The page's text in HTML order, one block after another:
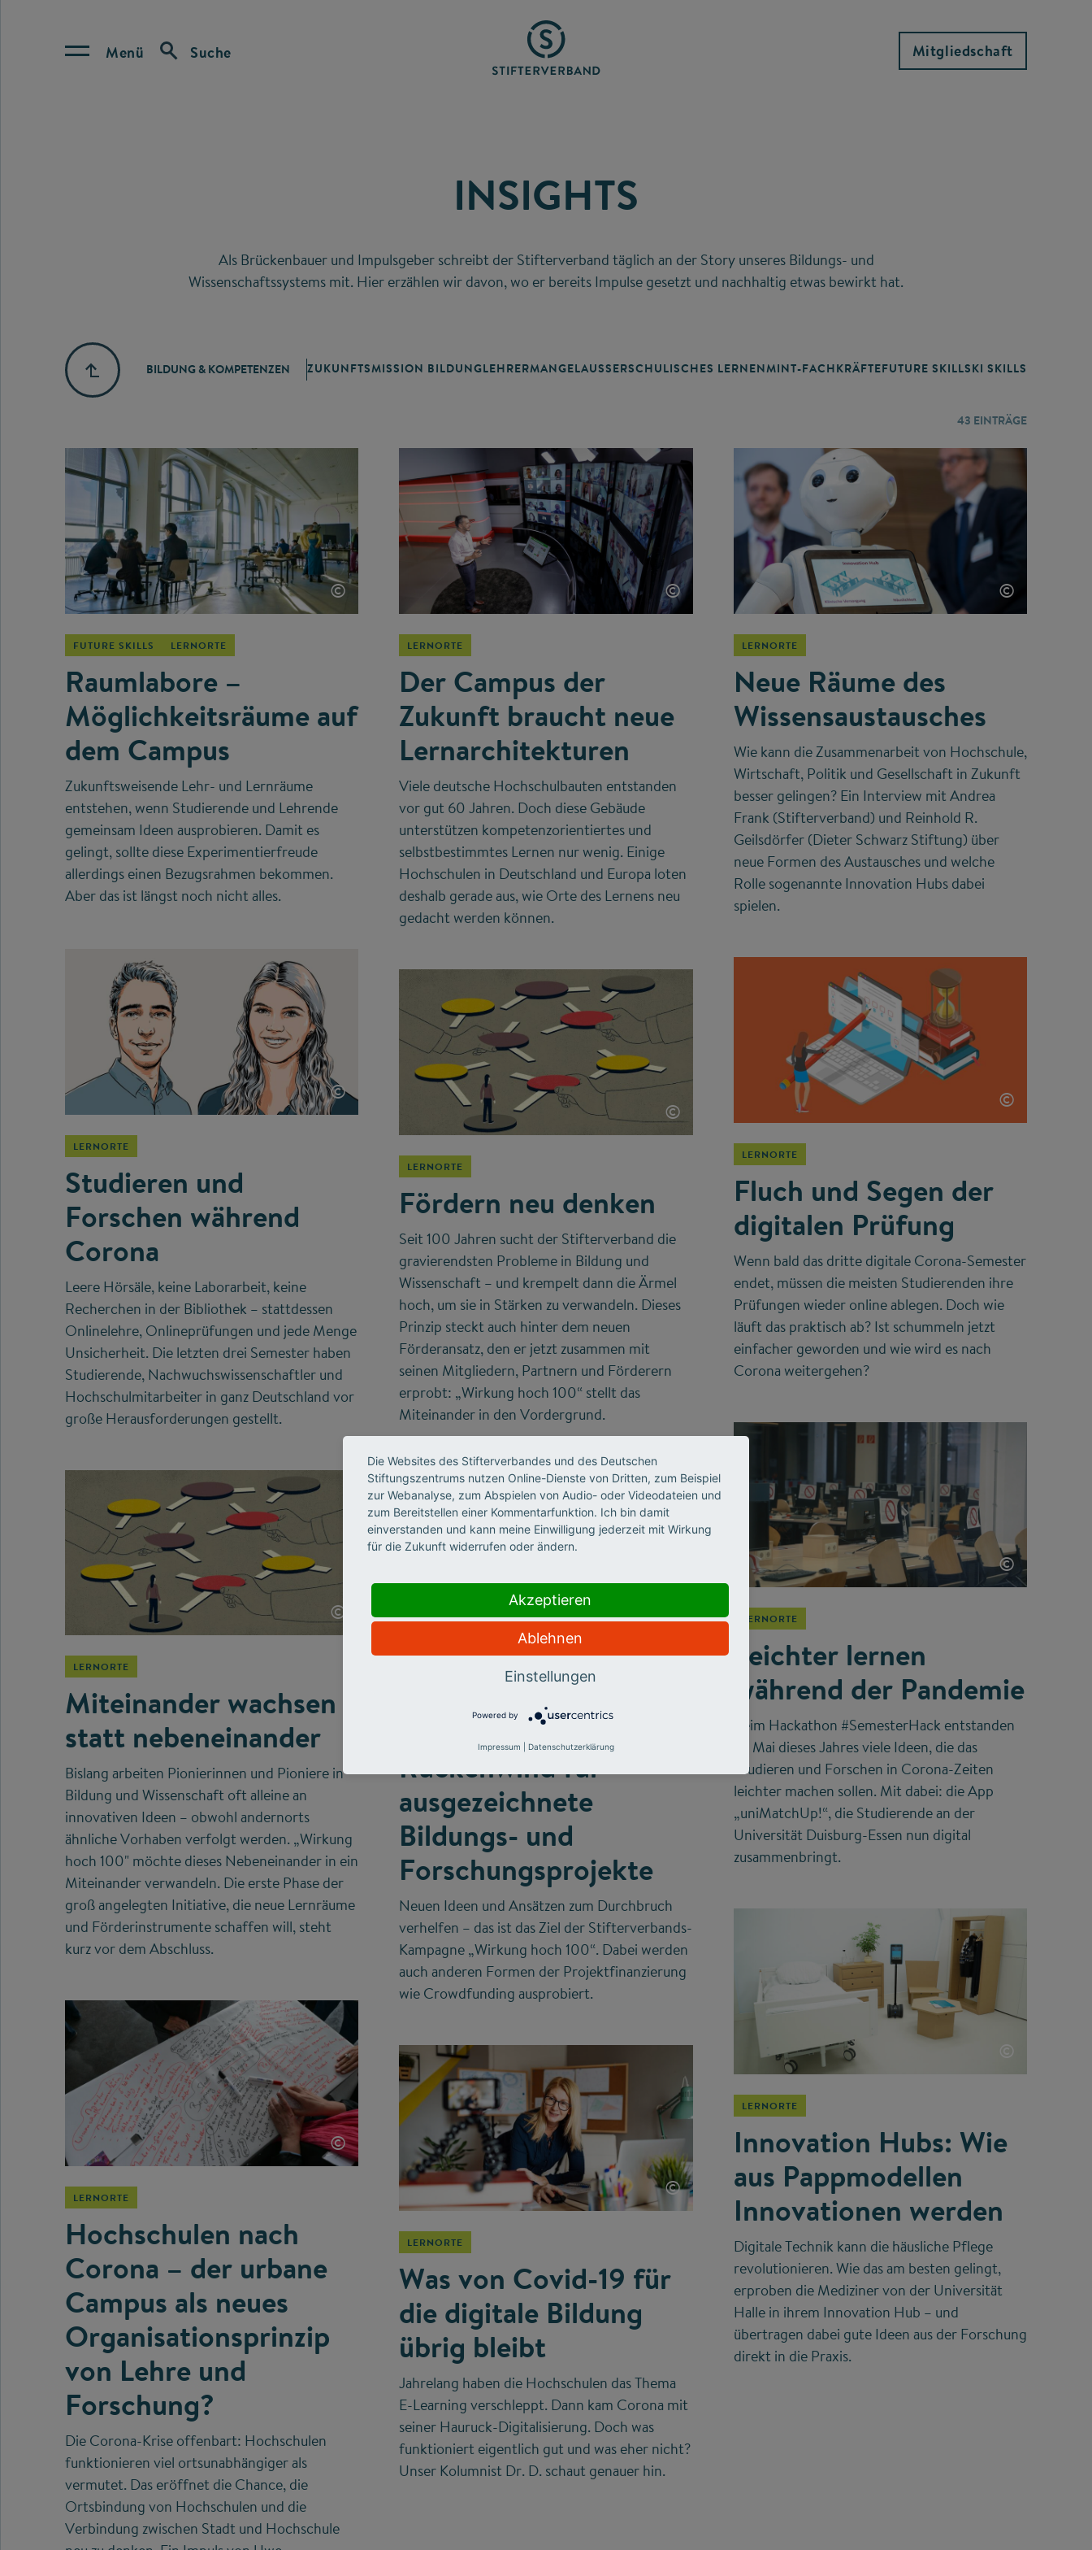
Menü Suche Mitgliedschaft
INSIGHTS
Als Brückenbauer und Impulsgeber schreibt der Stifterverband täglich an der Story unseres Bildungs- und
Wissenschaftssystems mit. Hier erzählen wir davon, wo er bereits Impulse gesetzt und nachhaltig etwas bewirkt hat.
BILDUNG & KOMPETENZEN ZUKUNFTSMISSION BILDUNGLEHRERMANGELAUSSERSCHULISCHES LERNEN MINT-FACHKRÄFTEFUTURE SKILLSKI SKILLS
43 EINTRÄGE
©
FUTURE SKILLS LERNORTE
Raumlabore –
Möglichkeitsräume auf
dem Campus
Zukunftsweisende Lehr- und Lernräume
entstehen, wenn Studierende und Lehrende
gemeinsam Ideen ausprobieren. Damit es
gelingt, sollte diese Experimentierfreude
allerdings einen Bezugsrahmen bekommen.
Aber das ist längst noch nicht alles.
©
LERNORTE
Der Campus der
Zukunft braucht neue
Lernarchitekturen
Viele deutsche Hochschulbauten entstanden
vor gut 60 Jahren. Doch diese Gebäude
unterstützen kompetenzorientiertes und
selbstbestimmtes Lernen nur wenig. Einige
Hochschulen in Deutschland und Europa loten
deshalb gerade aus, wie Orte des Lernens neu
gedacht werden können.
©
LERNORTE
Neue Räume des
Wissensaustausches
Wie kann die Zusammenarbeit von Hochschule,
Wirtschaft, Politik und Gesellschaft in Zukunft
besser gelingen? Ein Interview mit Andrea
Frank (Stifterverband) und Reinhold R.
Geilsdörfer (Dieter Schwarz Stiftung) über
neue Formen des Austausches und welche
Rolle sogenannte Innovation Hubs dabei
spielen.
©
LERNORTE
Studieren und
Forschen während
Corona
Leere Hörsäle, keine Laborarbeit, keine
Recherchen in der Bibliothek – stattdessen
Onlinelehre, Onlineprüfungen und jede Menge
Unsicherheit. Die letzten drei Semester haben
Studierende, Nachwuchswissenschaftler und
Hochschulmitarbeiter in ganz Deutschland vor
große Herausforderungen gestellt.
©
LERNORTE
Fördern neu denken
Seit 100 Jahren sucht der Stifterverband die
gravierendsten Probleme in Bildung und
Wissenschaft – und krempelt dann die Ärmel
hoch, um sie in Stärken zu verwandeln. Dieses
Prinzip steckt auch hinter dem neuen
Förderansatz, den er jetzt zusammen mit
seinen Mitgliedern, Partnern und Förderern
erprobt: „Wirkung hoch 100“ stellt das
Miteinander in den Vordergrund.
©
LERNORTE
Fluch und Segen der
digitalen Prüfung
Wenn bald das dritte digitale Corona-Semester
endet, müssen die meisten Studierenden ihre
Prüfungen wieder online ablegen. Doch wie
läuft das praktisch ab? Ist schummeln jetzt
einfacher geworden und wie wird es nach
Corona weitergehen?
©
LERNORTE
Miteinander wachsen
statt nebeneinander
Bislang arbeiten Pionierinnen und Pioniere in
Bildung und Wissenschaft oft alleine an
innovativen Ideen – obwohl andernorts
ähnliche Vorhaben verfolgt werden. „Wirkung
hoch 100" möchte dieses Nebeneinander in ein
Miteinander verwandeln. Die erste Phase der
groß angelegten Initiative, die neue Lernräume
und Förderinstrumente schaffen will, steht
kurz vor dem Abschluss.
Crowdfunding:
finanzieller
Rückenwind für
ausgezeichnete
Bildungs- und
Forschungsprojekte
Neuen Ideen und Ansätzen zum Durchbruch
verhelfen – das ist das Ziel der Stifterverbands-
Kampagne „Wirkung hoch 100“. Dabei werden
auch anderen Formen der Projektfinanzierung
wie Crowdfunding ausprobiert.
©
LERNORTE
Leichter lernen
während der Pandemie
Beim Hackathon #SemesterHack entstanden
im Mai dieses Jahres viele Ideen, die das
Studieren und Forschen in Corona-Zeiten
leichter machen sollen. Mit dabei: die App
„uniMatchUp!“, die Studierende an der
Universität Duisburg-Essen nun digital
zusammenbringt.
©
LERNORTE
Hochschulen nach
Corona – der urbane
Campus als neues
Organisationsprinzip
von Lehre und
Forschung?
Die Corona-Krise offenbart: Hochschulen
funktionieren viel ortsunabhängiger als
vermutet. Das eröffnet die Chance, die
Ortsbindung von Hochschulen und die
Verbindung zwischen Stadt und Hochschule
©
LERNORTE
Was von Covid-19 für
die digitale Bildung
übrig bleibt
Jahrelang haben die Hochschulen das Thema
E-Learning verschleppt. Dann kam Corona mit
seiner Hauruck-Digitalisierung. Doch was
funktioniert eigentlich gut und was eher nicht?
Unser Kolumnist Dr. D. schaut genauer hin.
©
LERNORTE
Innovation Hubs: Wie
aus Pappmodellen
Innovationen werden
Digitale Technik kann die häusliche Pflege
revolutionieren. Wie das am besten gelingt,
erproben die Mediziner von der Universität
Halle in ihrem Innovation Hub – und
übertragen dabei gute Ideen aus der Forschung
direkt in die Praxis.
Die Websites des Stifterverbandes und des Deutschen
Stiftungszentrums nutzen Online-Dienste von Dritten, zum Beispiel
zur Webanalyse, zum Abspielen von Audio- oder Videodateien und
zum Bereitstellen einer Kommentarfunktion. Ich bin damit
einverstanden und kann meine Einwilligung jederzeit mit Wirkung
für die Zukunft widerrufen oder ändern.
Akzeptieren
Ablehnen
Einstellungen
Powered by
Impressum Datenschutzerklärung